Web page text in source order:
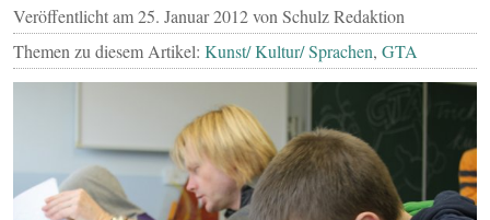
SCHULNEWS
INTERVIEWS/ REPORTAGEN
KUNST/ KULTUR/ SPRACHEN
SHOP
Veröffentlicht am25. Januar 2012von Schulz Redaktion
Themen zu diesem Artikel: Kunst/ Kultur/ Sprachen, GTA